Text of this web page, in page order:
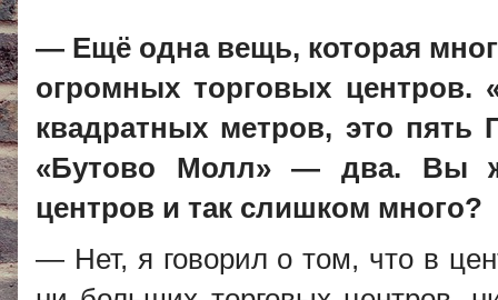
— Ещё одна вещь, которая
огромных торговых
квадратных метров, это
«Бутово Молл» — два. Вы
центров и так слишком много?
— Нет, я говорил о том, что в